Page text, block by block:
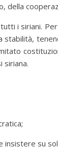
della
tutti i siriani.
stabilità,
siriana.
insistere su